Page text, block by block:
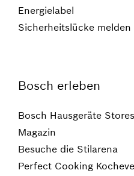
Energielabel
Sicherheitslücke melden
Bosch erleben
Bosch Hausgeräte Stores
Magazin
Besuche die Stilarena
Perfect Cooking